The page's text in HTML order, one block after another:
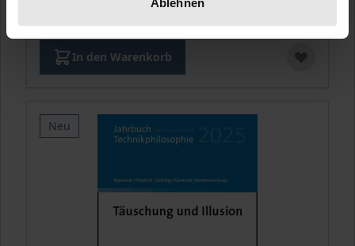
In den Warenkorb
Neu